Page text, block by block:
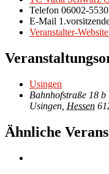
Telefon 06002-5530
E-Mail
Veranstalter-
Usingen
Bahnhofstraße 18 b
Usingen Hessen
Ähnliche